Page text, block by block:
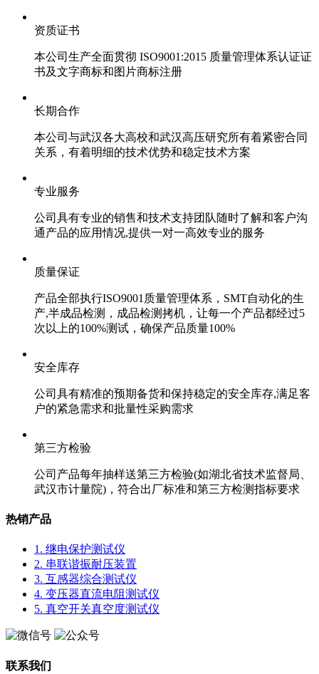
资质证书
本公司生产全面贯彻 ISO9001:2015 质量管理体系认证证
书及文字商标和图片商标注册
长期合作
本公司与武汉各大高校和武汉高压研究所有着紧密合同
关系，有着明细的技术优势和稳定技术方案
专业服务
公司具有专业的销售和技术支持团队随时了解和客户沟
通产品的应用情况,提供一对一高效专业的服务
质量保证
产品全部执行ISO9001质量管理体系，SMT自动化的生
产,半成品检测，成品检测拷机，让每一个产品都经过5
次以上的100%测试，确保产品质量100%
安全库存
公司具有精准的预期备货和保持稳定的安全库存,满足客
户的紧急需求和批量性采购需求
第三方检验
公司产品每年抽样送第三方检验(如湖北省技术监督局、
武汉市计量院)，符合出厂标准和第三方检测指标要求
热销产品
1. 继电保护测试仪
2. 串联谐振耐压装置
3. 互感器综合测试仪
4. 变压器直流电阻测试仪
5. 真空开关真空度测试仪
联系我们